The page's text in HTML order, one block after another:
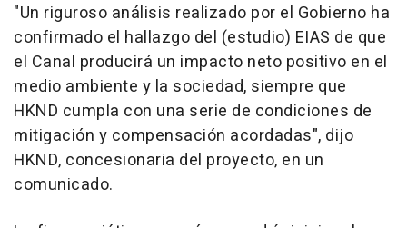
"Un riguroso análisis realizado por el Gobierno ha
confirmado el hallazgo del (estudio) EIAS de que
el Canal producirá un impacto neto positivo en el
medio ambiente y la sociedad, siempre que
HKND cumpla con una serie de condiciones de
mitigación y compensación acordadas", dijo
HKND, concesionaria del proyecto, en un
comunicado.